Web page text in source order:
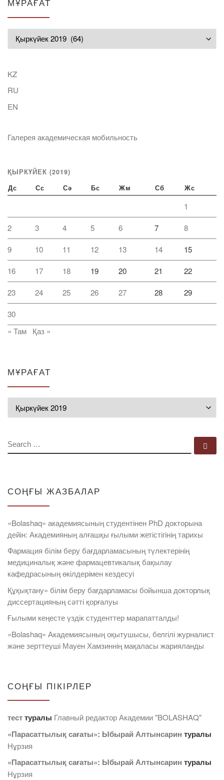
МҰРАҒАТ
KZ
RU
EN
Галерея академическая мобильность
ҚЫРКҮЙЕК (2019)
Дс Сс Сә Бс Жм Сб Жс
1
2 3 4 5 6 7 8
9 10 11 12 13 14 15
16 17 18 19 20 21 22
23 24 25 26 27 28 29
30
« Там
Қаз »
МҰРАҒАТ
SEARCH
СОҢҒЫ ЖАЗБАЛАР
«Bolashaq» академиясының студентінен PhD докторына
дейін: Академияның алғашқы ғылыми жетістігінің тарихы
Фармация білім беру бағдарламасының түлектерінің
медициналық және фармацевтикалық бақылау
кафедрасының өкілдерімен кездесуі
Құқықтану» білім беру бағдарламасы бойынша докторлық
диссертацияның сәтті қорғалуы
Ғылыми кеңесте үздік студенттер марапатталды!
«Bolashaq» Академиясының оқытушысы, белгілі журналист
және зерттеуші Мауен Хамзиннің мақаласы жарияланды
СОҢҒЫ ПІКІРЛЕР
тесттуралы Главный редактор Академии "BOLASHAQ"
«Парасаттылық сағаты»: Ыбырай Алтынсарин туралы
Нұрзия
«Парасаттылық сағаты»: Ыбырай Алтынсарин туралы
Нұрзия